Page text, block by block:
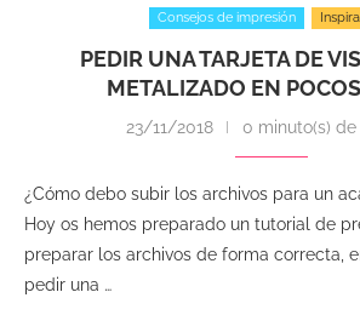
Consejos de impresión
PEDIR UNA TARJETA DE
METALIZADO EN
23/11/2018 0 minuto(s)
¿Cómo debo subir los archivos para un
Hoy os hemos preparado un tutorial de
preparar los archivos de forma correcta,
pedir una …